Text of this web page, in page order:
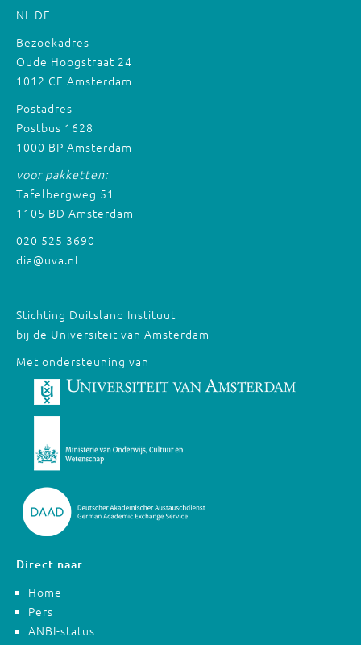
NL DE
Bezoekadres
Oude Hoogstraat 24
1012 CE Amsterdam
Postadres
Postbus 1628
1000 BP Amsterdam
voor pakketten:
Tafelbergweg 51
1105 BD Amsterdam
020 525 3690
dia@uva.nl
Stichting Duitsland Instituut
bij de Universiteit van Amsterdam
Met ondersteuning van
Direct naar:
Home
Pers
ANBI-status